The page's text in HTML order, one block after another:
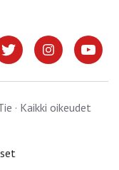
· Kaikki oikeudet